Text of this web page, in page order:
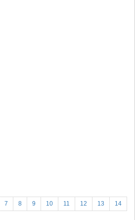
7 8 9 10 11 12 13 14